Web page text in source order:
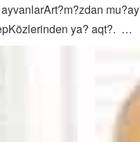
ya? aqt?. …